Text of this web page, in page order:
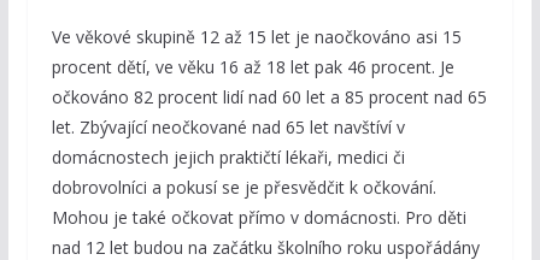
Ve věkové skupině 12 až 15 let je naočkováno asi 15
procent dětí, ve věku 16 až 18 let pak 46 procent. Je
očkováno 82 procent lidí nad 60 let a 85 procent nad 65
let. Zbývající neočkované nad 65 let navštíví v
domácnostech jejich praktičtí lékaři, medici či
dobrovolníci a pokusí se je přesvědčit k očkování.
Mohou je také očkovat přímo v domácnosti. Pro děti
nad 12 let budou na začátku školního roku uspořádány